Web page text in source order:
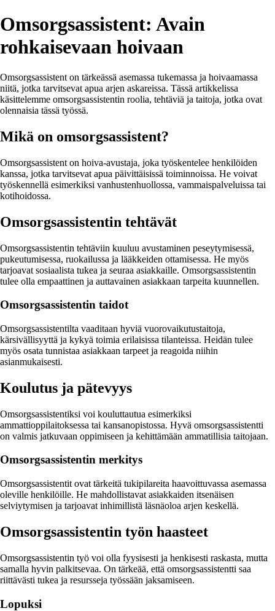
Omsorgsassistent: Avain
rohkaisevaan hoivaan
Omsorgsassistent on tärkeässä asemassa tukemassa ja hoivaamassa
niitä, jotka tarvitsevat apua arjen askareissa. Tässä artikkelissa
käsittelemme omsorgsassistentin roolia, tehtäviä ja taitoja, jotka ovat
olennaisia tässä työssä.
Mikä on omsorgsassistent?
Omsorgsassistent on hoiva-avustaja, joka työskentelee henkilöiden
kanssa, jotka tarvitsevat apua päivittäisissä toiminnoissa. He voivat
työskennellä esimerkiksi vanhustenhuollossa, vammaispalveluissa tai
kotihoidossa.
Omsorgsassistentin tehtävät
Omsorgsassistentin tehtäviin kuuluu avustaminen peseytymisessä,
pukeutumisessa, ruokailussa ja lääkkeiden ottamisessa. He myös
tarjoavat sosiaalista tukea ja seuraa asiakkaille. Omsorgsassistentin
tulee olla empaattinen ja auttavainen asiakkaan tarpeita kuunnellen.
Omsorgsassistentin taidot
Omsorgsassistentilta vaaditaan hyviä vuorovaikutustaitoja,
kärsivällisyyttä ja kykyä toimia erilaisissa tilanteissa. Heidän tulee
myös osata tunnistaa asiakkaan tarpeet ja reagoida niihin
asianmukaisesti.
Koulutus ja pätevyys
Omsorgsassistentiksi voi kouluttautua esimerkiksi
ammattioppilaitoksessa tai kansanopistossa. Hyvä omsorgsassistentti
on valmis jatkuvaan oppimiseen ja kehittämään ammatillisia taitojaan.
Omsorgsassistentin merkitys
Omsorgsassistentit ovat tärkeitä tukipilareita haavoittuvassa asemassa
oleville henkilöille. He mahdollistavat asiakkaiden itsenäisen
selviytymisen ja tarjoavat inhimillistä läsnäoloa arjen keskellä.
Omsorgsassistentin työn haasteet
Omsorgsassistentin työ voi olla fyysisesti ja henkisesti raskasta, mutta
samalla hyvin palkitsevaa. On tärkeää, että omsorgsassistentti saa
riittävästi tukea ja resursseja työssään jaksamiseen.
Lopuksi